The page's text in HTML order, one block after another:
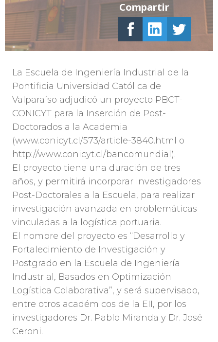
La Escuela de Ingeniería Industrial de la
Pontificia Universidad Católica de
Valparaíso adjudicó un proyecto PBCT-
CONICYT para la Inserción de Post-
Doctorados a la Academia
(www.conicyt.cl/573/article-3840.html o
http://www.conicyt.cl/bancomundial).
El proyecto tiene una duración de tres
años, y permitirá incorporar investigadores
Post-Doctorales a la Escuela, para realizar
investigación avanzada en problemáticas
vinculadas a la logística portuaria.
El nombre del proyecto es “Desarrollo y
Fortalecimiento de Investigación y
Postgrado en la Escuela de Ingeniería
Industrial, Basados en Optimización
Logística Colaborativa”, y será supervisado,
entre otros académicos de la EII, por los
investigadores Dr. Pablo Miranda y Dr. José
Ceroni.
Compartir